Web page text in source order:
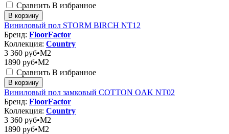
Сравнить В избранное
В корзину
Виниловый пол STORM BIRCH NT12
Бренд: FloorFactor
Коллекция: Country
3 360 руб•M2
1890 руб•M2
Сравнить В избранное
В корзину
Виниловый пол замковый COTTON OAK NT02
Бренд: FloorFactor
Коллекция: Country
3 360 руб•M2
1890 руб•M2